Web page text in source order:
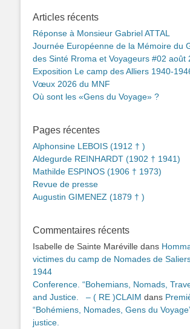
Articles récents
Réponse à Monsieur Gabriel ATTAL
Journée Européenne de la Mémoire du
des Sinté Rroma et Voyageurs #02 août
Exposition Le camp des Alliers 1940-
Vœux 2026 du MNF
Où sont les «Gens du Voyage» ?
Pages récentes
Alphonsine LEBOIS (1912 † )
Aldegurde REINHARDT (1902 † 1941)
Mathilde ESPINOS (1906 † 1973)
Revue de presse
Augustin GIMENEZ (1879 † )
Commentaires récents
Isabelle de Sainte Maréville dans
victimes du camp de Nomades de
1944
Conference. “Bohemians, Nomads,
and Justice. – ( RE )CLAIM dans
“Bohémiens, Nomades, Gens du
justice.